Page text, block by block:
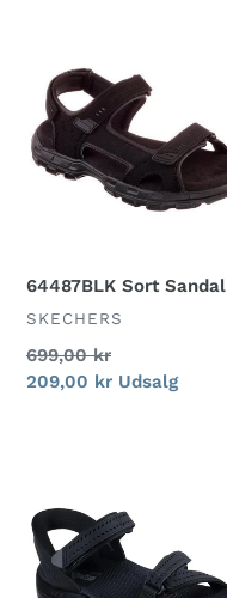
Sandal
64487BLK Sort Sandal
FORHANDLER
SKECHERS
Normalpris
699,00 kr
Udsalgspris
209,00 kr Udsalg
BBK
sorte
damesandaler